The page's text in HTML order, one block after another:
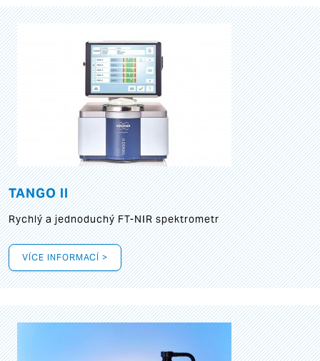
TANGO II
Rychlý a jednoduchý FT-NIR spektrometr
VÍCE INFORMACÍ >